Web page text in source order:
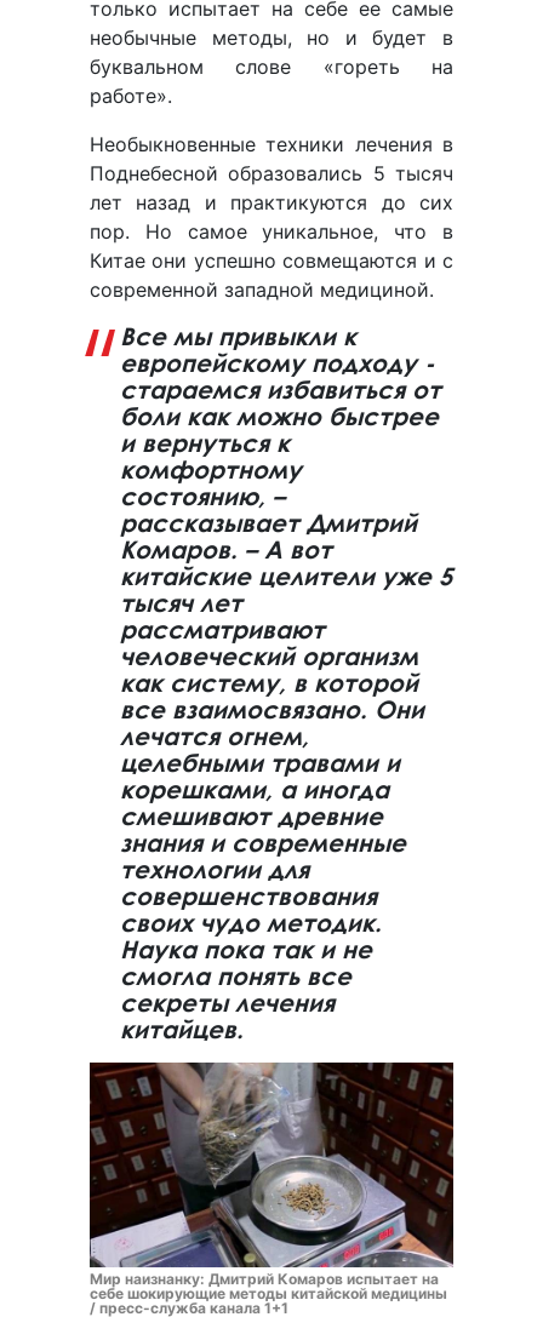
только испытает на себе ее самые
необычные методы, но и будет в
буквальном слове «гореть на
работе».
Необыкновенные техники лечения в
Поднебесной образовались 5 тысяч
лет назад и практикуются до сих
пор. Но самое уникальное, что в
Китае они успешно совмещаются и с
современной западной медициной.
Все мы привыкли к
европейскому подходу -
стараемся избавиться от
боли как можно быстрее
и вернуться к
комфортному
состоянию, –
рассказывает Дмитрий
Комаров. – А вот
китайские целители уже 5
тысяч лет
рассматривают
человеческий организм
как систему, в которой
все взаимосвязано. Они
лечатся огнем,
целебными травами и
корешками, а иногда
смешивают древние
знания и современные
технологии для
совершенствования
своих чудо методик.
Наука пока так и не
смогла понять все
секреты лечения
китайцев.
Мир наизнанку: Дмитрий Комаров испытает на
себе шокирующие методы китайской медицины
/ пресс-служба канала 1+1